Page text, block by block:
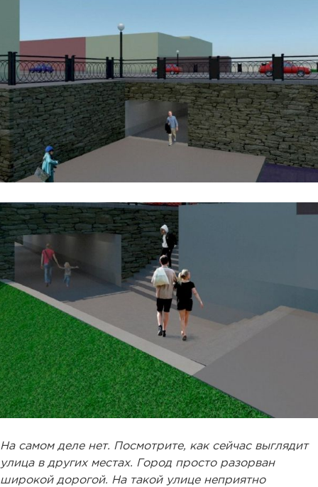
На самом деле нет. Посмотрите, как сейчас выглядит
улица в других местах. Город просто разорван
широкой дорогой. На такой улице неприятно